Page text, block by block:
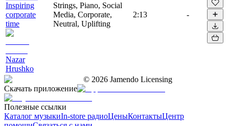
Inspiring
corporate
time
Nazar
Hrushko
Strings, Piano, Social
Media, Corporate,
Neutral, Uplifting
2:13 -
© 2026 Jamendo Licensing
Скачать приложение
Полезные ссылки
Каталог музыкиIn-store радиоЦеныКонтактыЦентр